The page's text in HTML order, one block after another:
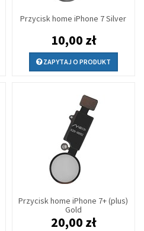
Przycisk home iPhone 7 Silver
10,00 zł
ZAPYTAJ O PRODUKT
Przycisk home iPhone 7+ (plus)
Gold
20,00 zł